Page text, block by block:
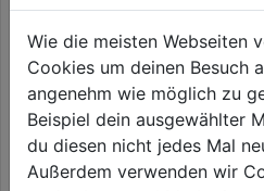
Wie die meisten Webseiten
Cookies um deinen Besuch
angenehm wie möglich zu
Beispiel dein ausgewählter
du diesen nicht jedes Mal
Außerdem verwenden wir